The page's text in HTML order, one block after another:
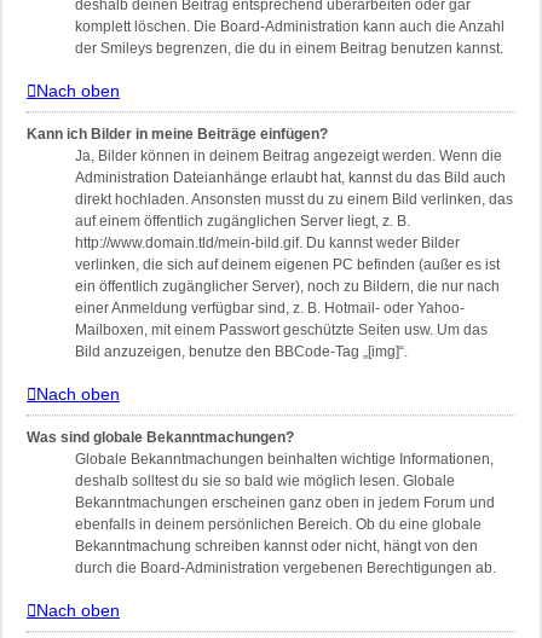
deshalb deinen Beitrag entsprechend überarbeiten oder gar
komplett löschen. Die Board-Administration kann auch die Anzahl
der Smileys begrenzen, die du in einem Beitrag benutzen kannst.
Nach oben
Kann ich Bilder in meine Beiträge einfügen?
Ja, Bilder können in deinem Beitrag angezeigt werden. Wenn die
Administration Dateianhänge erlaubt hat, kannst du das Bild auch
direkt hochladen. Ansonsten musst du zu einem Bild verlinken, das
auf einem öffentlich zugänglichen Server liegt, z. B.
http://www.domain.tld/mein-bild.gif. Du kannst weder Bilder
verlinken, die sich auf deinem eigenen PC befinden (außer es ist
ein öffentlich zugänglicher Server), noch zu Bildern, die nur nach
einer Anmeldung verfügbar sind, z. B. Hotmail- oder Yahoo-
Mailboxen, mit einem Passwort geschützte Seiten usw. Um das
Bild anzuzeigen, benutze den BBCode-Tag „[img]“.
Nach oben
Was sind globale Bekanntmachungen?
Globale Bekanntmachungen beinhalten wichtige Informationen,
deshalb solltest du sie so bald wie möglich lesen. Globale
Bekanntmachungen erscheinen ganz oben in jedem Forum und
ebenfalls in deinem persönlichen Bereich. Ob du eine globale
Bekanntmachung schreiben kannst oder nicht, hängt von den
durch die Board-Administration vergebenen Berechtigungen ab.
Nach oben